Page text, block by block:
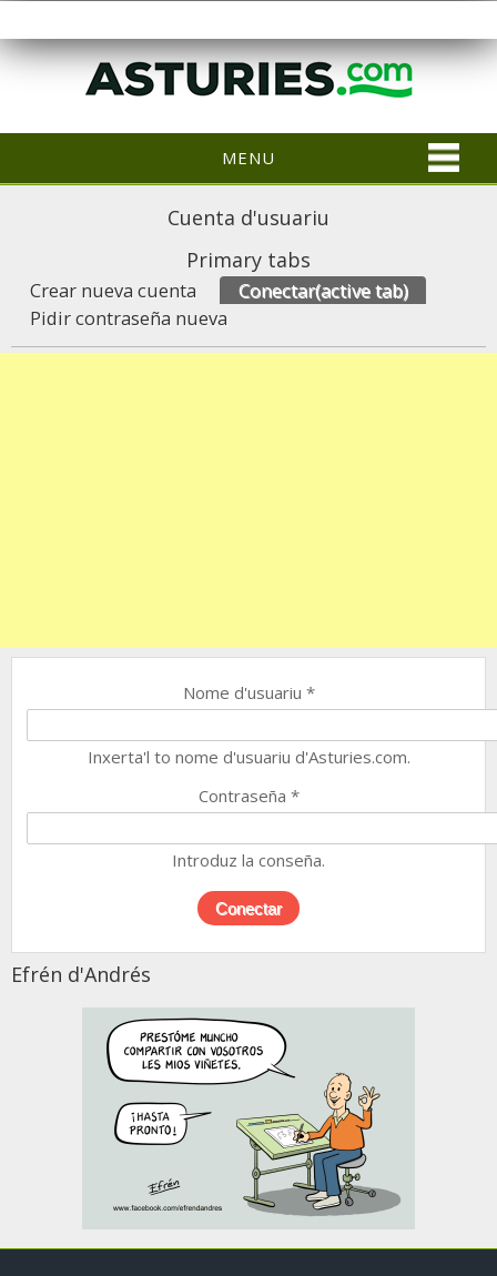
MENU
Cuenta d'usuariu
Primary tabs
Crear nueva cuenta Conectar(active tab)
Pidir contraseña nueva
Nome d'usuariu *
Inxerta'l to nome d'usuariu d'Asturies.com.
Contraseña *
Introduz la conseña.
Efrén d'Andrés